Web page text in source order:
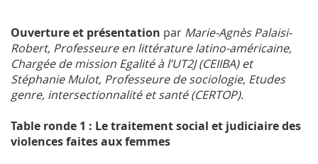
Ouverture et présentation par Marie-Agnès Palaisi-
Robert, Professeure en littérature latino-américaine,
Chargée de mission Egalité à l’UT2J (CEIIBA) et
Stéphanie Mulot, Professeure de sociologie, Etudes
genre, intersectionnalité et santé (CERTOP).
Table ronde 1 : Le traitement social et judiciaire des
violences faites aux femmes